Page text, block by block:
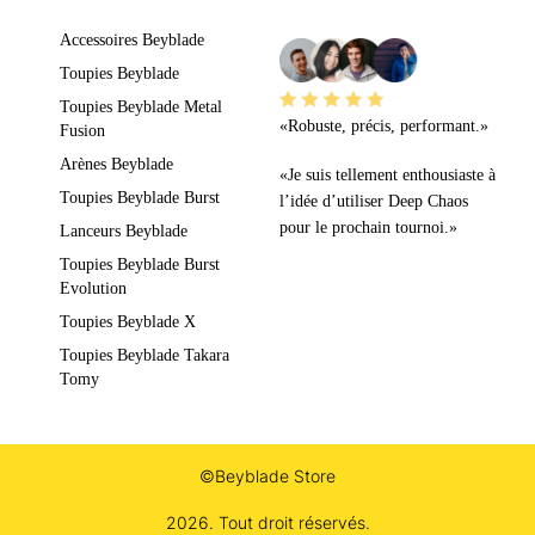
Accessoires Beyblade
Toupies Beyblade
Toupies Beyblade Metal
Fusion
Arènes Beyblade
Toupies Beyblade Burst
Lanceurs Beyblade
Toupies Beyblade Burst
Evolution
Toupies Beyblade X
Toupies Beyblade Takara
Tomy
«Robuste, précis, performant.»
«Je suis tellement enthousiaste à
l’idée d’utiliser Deep Chaos
pour le prochain tournoi.»
©Beyblade Store
2026. Tout droit réservés.